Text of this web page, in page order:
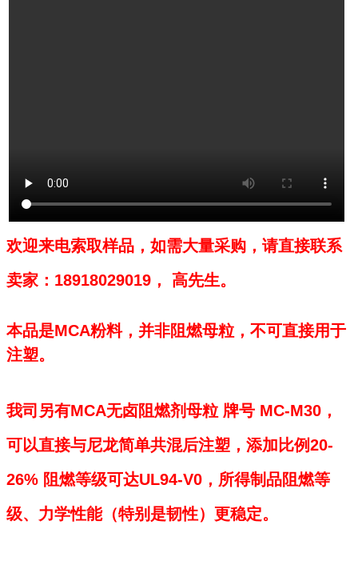
欢迎来电索取样品， 如需大量采购，请直接联系
卖家： 18918029019， 高先生。
本品是MCA粉料，并非阻燃母粒，不可直接用于
注塑。
我司另有MCA无卤阻燃剂母粒 牌号 MC-M30，
可以直接与尼龙简单共混后注塑，添加比例20-
26% 阻燃等级可达UL94-V0，所得制品阻燃等
级、力学性能（特别是韧性）更稳定。